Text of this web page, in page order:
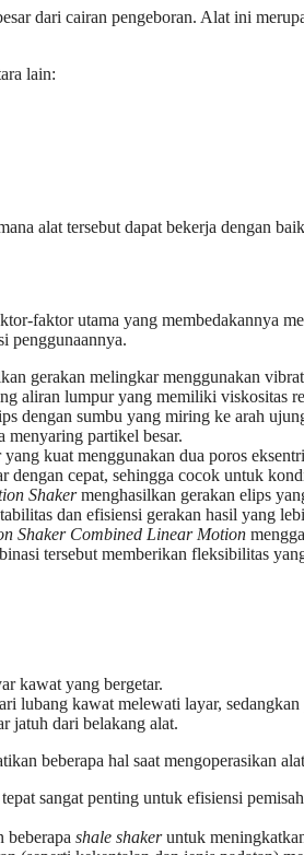
dari cairan pengeboran. Alat ini
lain:
alat tersebut dapat bekerja dengan
faktor utama yang membedakannya
penggunaannya.
gerakan melingkar menggunakan
aliran lumpur yang memiliki viskositas
dengan sumbu yang miring ke arah
menyaring partikel besar.
kuat menggunakan dua poros
cepat, sehingga cocok untuk
Shakermenghasilkan gerakan elips
dan efisiensi gerakan hasil yang
Shaker Combined Linear Motion
tersebut memberikan fleksibilitas
kawat yang bergetar.
lubang kawat melewati layar,
jatuh dari belakang alat.
beberapa hal saat mengoperasikan
sangat penting untuk efisiensi
beberapa shale shakeruntuk